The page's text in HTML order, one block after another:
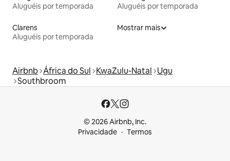
Aluguéis por temporada
Aluguéis por temporada
Clarens
Aluguéis por temporada
Mostrar mais
Airbnb África do Sul KwaZulu-Natal Ugu
Southbroom
© 2026 Airbnb, Inc.
Privacidade
Termos